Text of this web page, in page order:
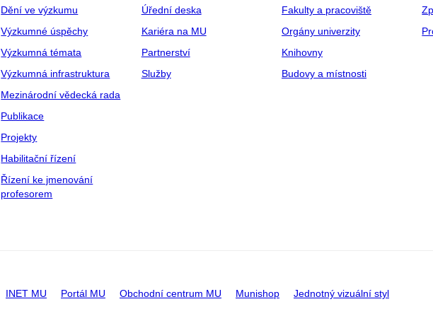
Dění ve výzkumu
Výzkumné úspěchy
Výzkumná témata
Výzkumná infrastruktura
Mezinárodní vědecká rada
Publikace
Projekty
Habilitační řízení
Řízení ke jmenování
profesorem
Úřední deska
Kariéra na MU
Partnerství
Služby
Fakulty a pracoviště
Orgány univerzity
Knihovny
Budovy a místnosti
INET MU Portál MU Obchodní centrum MU Munishop Jednotný vizuální styl